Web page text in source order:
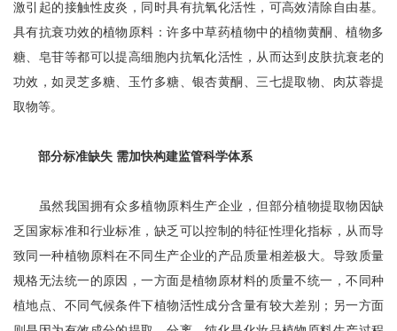
激引起的接触性皮炎，同时具有抗氧化活性，可高效清除自由基。
具有抗衰功效的植物原料：许多中草药植物中的植物黄酮、植物多
糖、皂苷等都可以提高细胞内抗氧化活性，从而达到皮肤抗衰老的
功效，如灵芝多糖、玉竹多糖、银杏黄酮、三七提取物、肉苁蓉提
取物等。
部分标准缺失 需加快构建监管科学体系
虽然我国拥有众多植物原料生产企业，但部分植物提取物因缺
乏国家标准和行业标准，缺乏可以控制的特征性理化指标，从而导
致同一种植物原料在不同生产企业的产品质量相差极大。导致质量
规格无法统一的原因，一方面是植物原材料的质量不统一，不同种
植地点、不同气候条件下植物活性成分含量有较大差别；另一方面